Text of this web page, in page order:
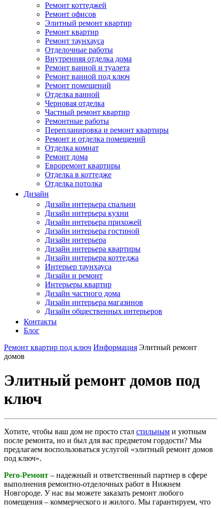
Ремонт коттеджей
Ремонт офисов
Элитный ремонт квартир
Ремонт квартир
Ремонт таунхауса
Отделочные работы
Внутренняя отделка дома
Ремонт ванной и туалета
Ремонт ванной под ключ
Ремонт помещений
Отделка ванной
Черновая отделка
Частный ремонт квартир
Ремонтные работы
Перепланировка и ремонт квартиры
Ремонт и отделка помещений
Отделка комнат
Ремонт дома
Евроремонт квартиры
Отделка в коттедже
Отделка потолка
Дизайн
Дизайн интерьера спальни
Дизайн интерьера кухни
Дизайн интерьера прихожей
Дизайн интерьера гостиной
Дизайн интерьера
Дизайн интерьера квартиры
Дизайн интерьера коттеджа
Интерьер таунхауса
Дизайн и ремонт
Интерьеры квартир
Дизайн частного дома
Дизайн интерьера магазинов
Дизайн общественных интерьеров
Контакты
Блог
Ремонт квартир под ключ Информация Элитный ремонт
домов
Элитный ремонт домов под
ключ
Хотите, чтобы ваш дом не просто стал стильным и уютным
после ремонта, но и был для вас предметом гордости? Мы
предлагаем воспользоваться услугой «элитный ремонт домов
под ключ».
Рего-Ремонт – надежный и ответственный партнер в сфере
выполнения ремонтно-отделочных работ в Нижнем
Новгороде. У нас вы можете заказать ремонт любого
помещения – коммерческого и жилого. Мы гарантируем, что